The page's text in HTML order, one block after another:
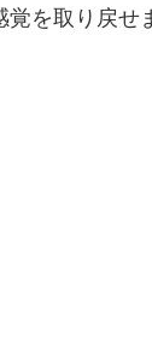
を取り戻せ